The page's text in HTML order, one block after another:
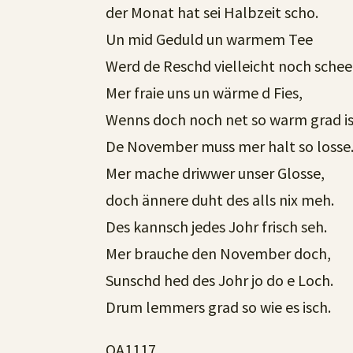
der Monat hat sei Halbzeit scho.
Un mid Geduld un warmem Tee
Werd de Reschd vielleicht noch
Mer fraie uns un wärme d Fies,
Wenns doch noch net so warm grad
De November muss mer halt so losse.
Mer mache driwwer unser Glosse,
doch ännere duht des alls nix meh.
Des kannsch jedes Johr frisch seh.
Mer brauche den November doch,
Sunschd hed des Johr jo do e Loch.
Drum lemmers grad so wie es isch.